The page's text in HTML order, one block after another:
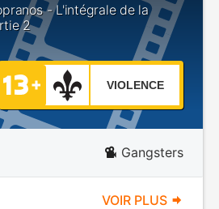
- L'intégrale de la
2
VIOLENCE
Gangsters
VOIR PLUS